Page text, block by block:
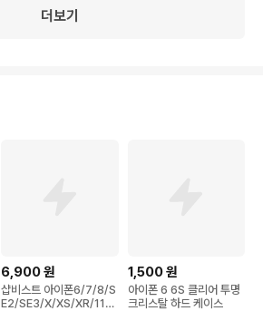
더보기
6,900원
샵비스트 아이폰6/7/8/S
E2/SE3/X/XS/XR/11/1
1,500원
아이폰 6 6S 클리어 투명
크리스탈 하드 케이스